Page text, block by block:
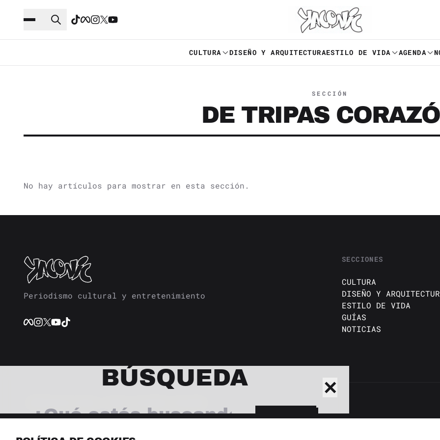
CULTURA DISEÑO Y ARQUITECTURAESTILO DE VIDA AGENDA
SECCIÓN
DE TRIPAS
No hay artículos para mostrar en esta sección.
Periodismo cultural y entretenimiento
SECCIONES
CULTURA
DISEÑO Y
ESTILO DE VIDA
GUÍAS
NOTICIAS
✕
BÚSQUEDA
BUSCAR